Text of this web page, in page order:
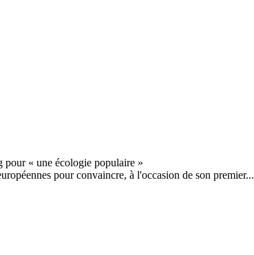
pour convaincre, à l'occasion de son premier...